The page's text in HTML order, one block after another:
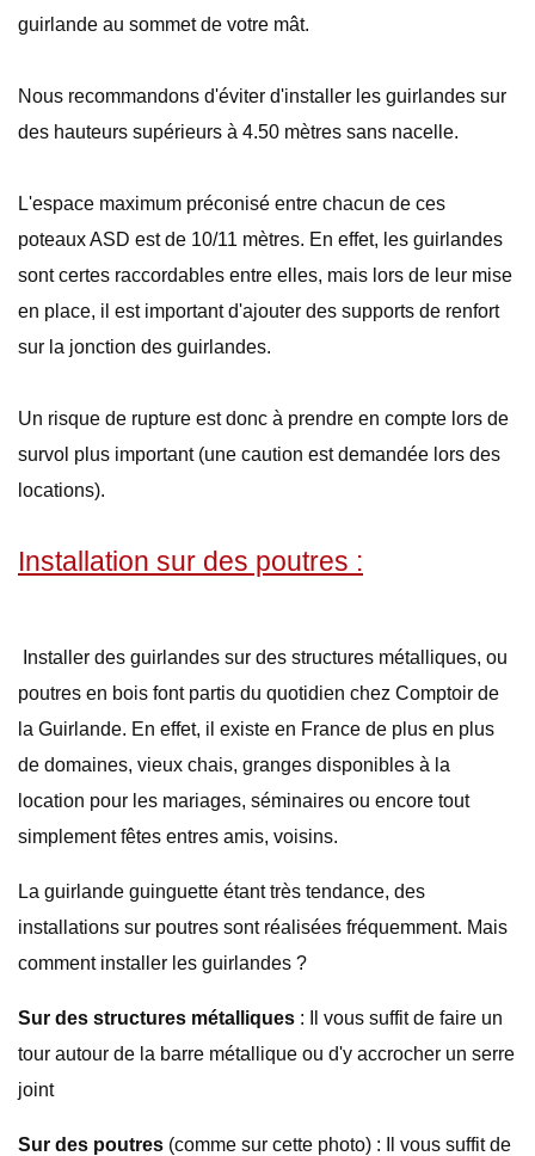
guirlande au sommet de votre mât.
Nous recommandons d'éviter d'installer les guirlandes sur
des hauteurs supérieurs à 4.50 mètres sans nacelle.
L'espace maximum préconisé entre chacun de ces
poteaux ASD est de 10/11 mètres. En effet, les guirlandes
sont certes raccordables entre elles, mais lors de leur mise
en place, il est important d'ajouter des supports de renfort
sur la jonction des guirlandes.
Un risque de rupture est donc à prendre en compte lors de
survol plus important (une caution est demandée lors des
locations).
Installation sur des poutres :
Installer des guirlandes sur des structures métalliques, ou
poutres en bois font partis du quotidien chez Comptoir de
la Guirlande. En effet, il existe en France de plus en plus
de domaines, vieux chais, granges disponibles à la
location pour les mariages, séminaires ou encore tout
simplement fêtes entres amis, voisins.
La guirlande guinguette étant très tendance, des
installations sur poutres sont réalisées fréquemment. Mais
comment installer les guirlandes ?
Sur des structures métalliques : Il vous suffit de faire un
tour autour de la barre métallique ou d'y accrocher un serre
joint
Sur des poutres (comme sur cette photo) : Il vous suffit de